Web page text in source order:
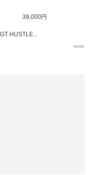
39,000円
HUSTLE...
RAISE